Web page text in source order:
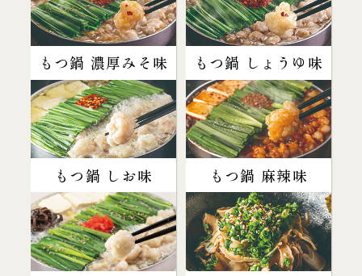
もつ鍋 濃厚みそ味 もつ鍋 しょうゆ味
もつ鍋 しお味 もつ鍋 麻辣味